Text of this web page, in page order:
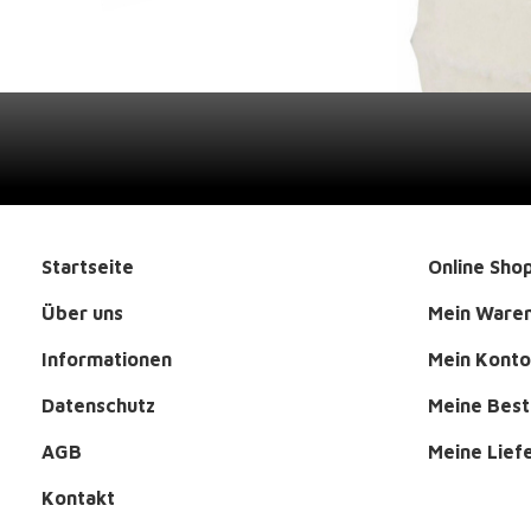
Startseite
Über uns
Informationen
Datenschutz
AGB
Kontakt
Online
Mein
Mein Konto
Meine
Meine